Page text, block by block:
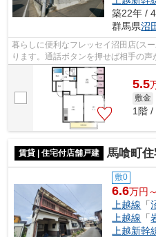
築22年 /
群馬県沼
暮らしに便利なフレッセイ沼田店(ス
ります。通話ボタンを押せば相手の声
うかを決められるインターホンが付い
5.5
敷金
1階 /
賃貸 | 住宅付店舗戸建 馬喰町
敷0
6.6万円
上越線 「
上越線 「
上越新幹